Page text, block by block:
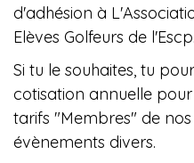
d'adhésion à
Elèves Golfeurs de l'Escp.
Si tu le souhaites, tu
cotisation annuelle
tarifs "Membres" de
évènements divers.